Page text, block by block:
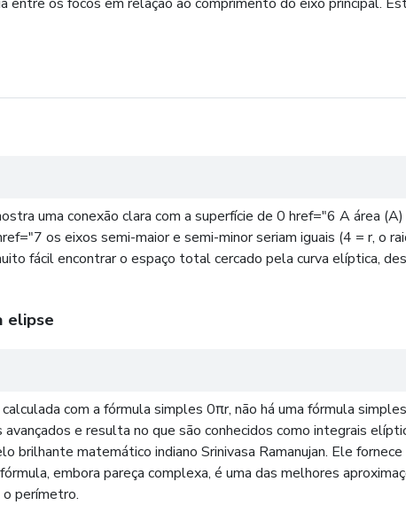
uma conexão clara com a superfície de 0 href="6 A área
os eixos semi-maior e semi-minor seriam iguais (4 = r, o
fácil encontrar o espaço total cercado pela curva elíptica,
elipse
com a fórmula simples 0πr, não há uma fórmula
e resulta no que são conhecidos como integrais
brilhante matemático indiano Srinivasa Ramanujan. Ele
embora pareça complexa, é uma das melhores
o perímetro.